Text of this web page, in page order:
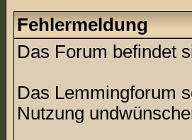
Fehlermeldung
Das Forum befindet
Das Lemmingforum
Nutzung